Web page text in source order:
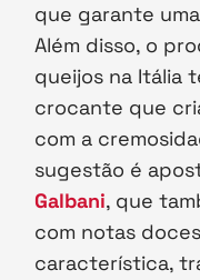
que garante
Além disso, o
queijos na Itália
crocante que
com a
sugestão é
Galbani, que
com notas
característica,